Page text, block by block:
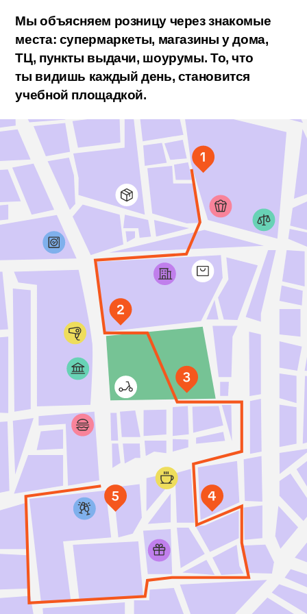
Мы объясняем розницу через знакомые
места: супермаркеты, магазины у дома,
ТЦ, пункты выдачи, шоурумы. То, что
ты видишь каждый день, становится
учебной площадкой.
В РОЗНИЧНОЙ
ТОРГОВЛЕ КАК
ПРОГУЛКА
ПО ГОРОДУ